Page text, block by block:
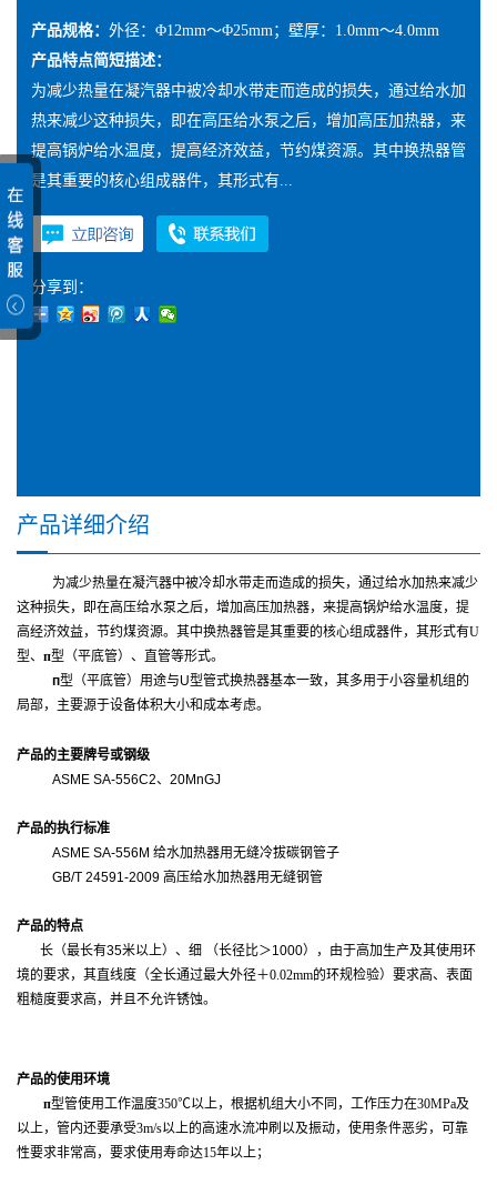
产品规格： 外径：Φ12mm～Φ25mm；壁厚：1.0mm～4.0mm
产品特点简短描述：
为减少热量在凝汽器中被冷却水带走而造成的损失，通过给水加
热来减少这种损失，即在高压给水泵之后，增加高压加热器，来
提高锅炉给水温度，提高经济效益，节约煤资源。其中换热器管
是其重要的核心组成器件，其形式有...
分享到：
产品详细介绍
为减少热量在凝汽器中被冷却水带走而造成的损失，通过给水加热来减少
这种损失，即在高压给水泵之后，增加高压加热器，来提高锅炉给水温度，提
高经济效益，节约煤资源。其中换热器管是其重要的核心组成器件，其形式有U
型、 п型（平底管）、直管等形式。
п型（平底管）用途与U型管式换热器基本一致，其多用于小容量机组的
局部，主要源于设备体积大小和成本考虑。
产品的主要牌号或钢级
ASME SA-556C2、20MnGJ
产品的执行标准
ASME SA-556M 给水加热器用无缝冷拔碳钢管子
GB/T 24591-2009 高压给水加热器用无缝钢管
产品的特点
长（最长有35米以上）、细 （长径比＞1000），由于高加生产及其使用环
境的要求，其直线度（全长通过最大外径＋0.02mm的环规检验）要求高、表面
粗糙度要求高，并且不允许锈蚀。
产品的使用环境
п型管使用工作温度350℃以上，根据机组大小不同，工作压力在30MPa及
以上，管内还要承受3m/s以上的高速水流冲刷以及振动，使用条件恶劣，可靠
性要求非常高，要求使用寿命达15年以上；